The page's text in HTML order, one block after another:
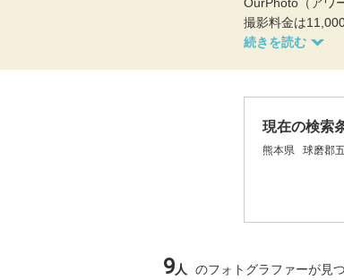
撮影料金は
現在の検索
熊本県 球磨郡
9人 のフォトグラファーが見